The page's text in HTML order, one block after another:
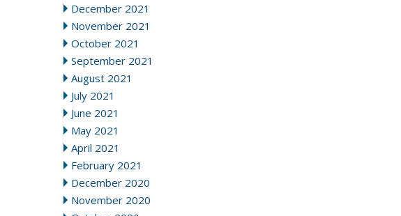
December 2021
November 2021
October 2021
September 2021
August 2021
July 2021
June 2021
May 2021
April 2021
February 2021
December 2020
November 2020